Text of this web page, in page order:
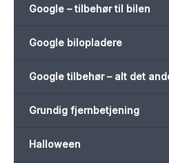
Google – tilbehør til bilen
Google bilopladere
Google tilbehør – alt det
Grundig fjernbetjening
Halloween